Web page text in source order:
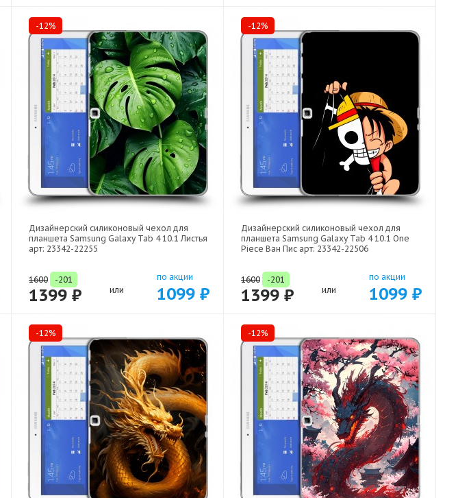
-12%
Дизайнерский силиконовый чехол для
планшета Samsung Galaxy Tab 4 10.1 Листья
арт: 23342-22255
1600 -201
1399 ₽ или
по акции
1099 ₽
-12%
Дизайнерский силиконовый чехол для
планшета Samsung Galaxy Tab 4 10.1 One
Piece Ван Пис арт: 23342-22506
1600 -201
1399 ₽ или
по акции
1099 ₽
-12% -12%